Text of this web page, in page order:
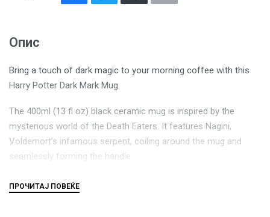
Опис
Bring a touch of dark magic to your morning coffee with this
Harry Potter Dark Mark Mug.
The 400ml (13 fl oz) black ceramic mug is inspired by the
mysterious world of the Death Eaters. It features Nagini,
Voldemort’s infamous serpent, coiling around the mug and
seamlessly forming the handle.
Not suitable for dishwasher or microwave use.